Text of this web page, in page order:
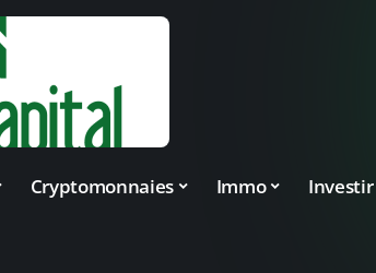
Cryptomonnaies Immo Investir